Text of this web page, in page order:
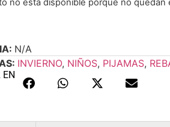
no está disponible porque no quedan
N/A
INVIERNO, NIÑOS, PIJAMAS,
EN